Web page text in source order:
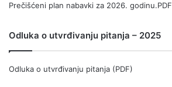
Prečišćeni plan nabavki za 2026. godinu.PDF
Odluka o utvrđivanju pitanja – 2025
Odluka o utvrđivanju pitanja (PDF)